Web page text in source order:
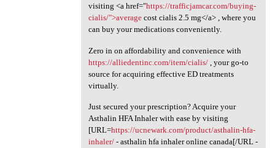
visiting <a href="https://trafficjamcar.com/buying-
cialis/">averagecost cialis 2.5 mg</a> , where you
can buy your medications conveniently.
Zero in on affordability and convenience with
https://alliedentinc.com/item/cialis/, your go-to
source for acquiring effective ED treatments
virtually.
Just secured your prescription? Acquire your
Asthalin HFA Inhaler with ease by visiting
[URL=https://ucnewark.com/product/asthalin-hfa-
inhaler/- asthalin hfa inhaler online canada[/URL -